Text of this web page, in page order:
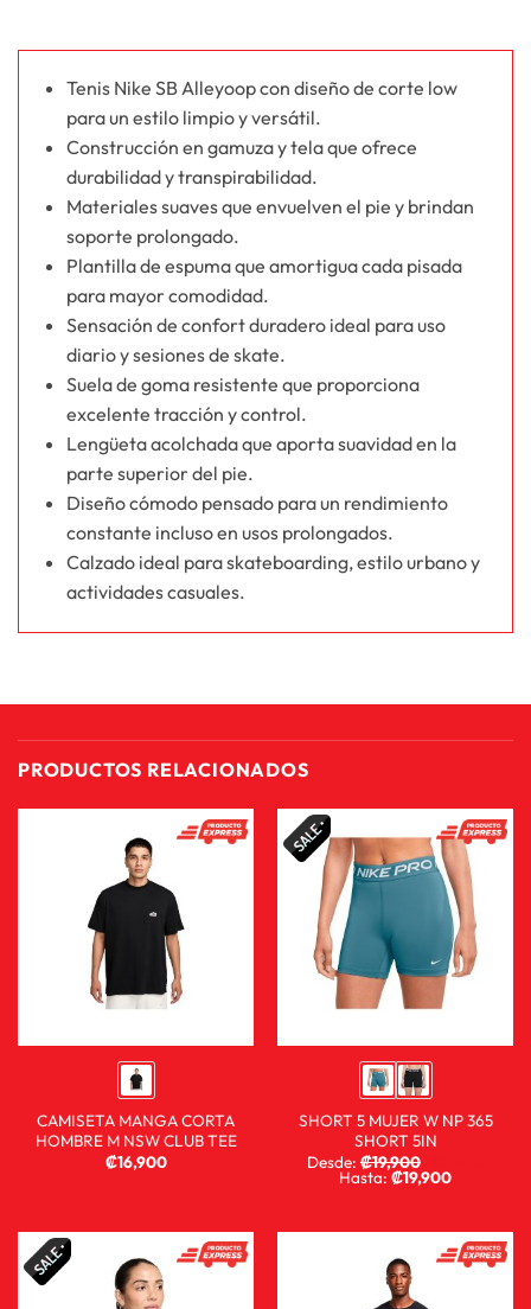
Tenis Nike SB Alleyoop con diseño de corte low
para un estilo limpio y versátil.
Construcción en gamuza y tela que ofrece
durabilidad y transpirabilidad.
Materiales suaves que envuelven el pie y brindan
soporte prolongado.
Plantilla de espuma que amortigua cada pisada
para mayor comodidad.
Sensación de confort duradero ideal para uso
diario y sesiones de skate.
Suela de goma resistente que proporciona
excelente tracción y control.
Lengüeta acolchada que aporta suavidad en la
parte superior del pie.
Diseño cómodo pensado para un rendimiento
constante incluso en usos prolongados.
Calzado ideal para skateboarding, estilo urbano y
actividades casuales.
PRODUCTOS RELACIONADOS
CAMISETA MANGA CORTA
HOMBRE M NSW CLUB TEE
₡16,900
SHORT 5 MUJER W NP 365
SHORT 5IN
Desde: ₡19,900
Hasta: ₡19,900